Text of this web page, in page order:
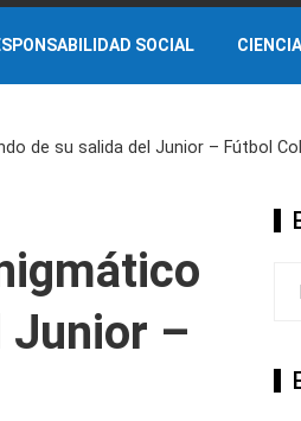
SOCIAL
de su salida del Junior – Fútbol
Junior –